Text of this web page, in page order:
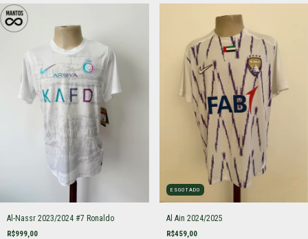
Al-Nassr 2023/2024 #7 Ronaldo
R$999,00
ESGOTADO
Al Ain 2024/2025
R$459,00